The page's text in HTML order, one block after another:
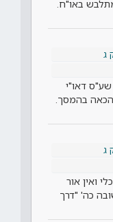
באו"ח.
ג
דאו"י
בהמסך.
ג
ואין אור
כה' "דרך